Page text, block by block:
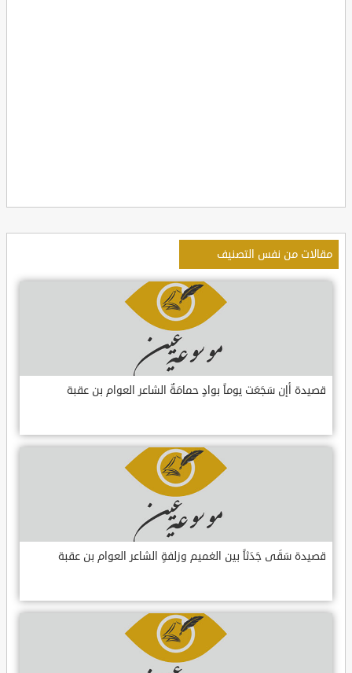
مقالات من نفس التصنيف
قصيدة أإن سَجَعَت يوماً بوادٍ حمامَةٌ الشاعر العوام بن عقبة
قصيدة سَقَى جَدَثاً بين الغميم وزلفةٍ الشاعر العوام بن عقبة